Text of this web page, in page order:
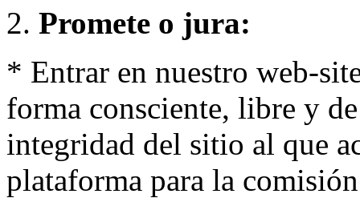
2. Promete o jura:
* Entrar en nuestro web-
forma consciente, libre y
integridad del sitio al que
plataforma para la